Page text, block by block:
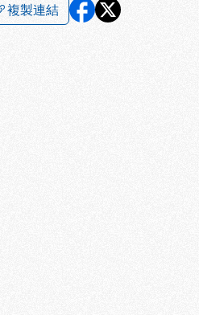
複製連結